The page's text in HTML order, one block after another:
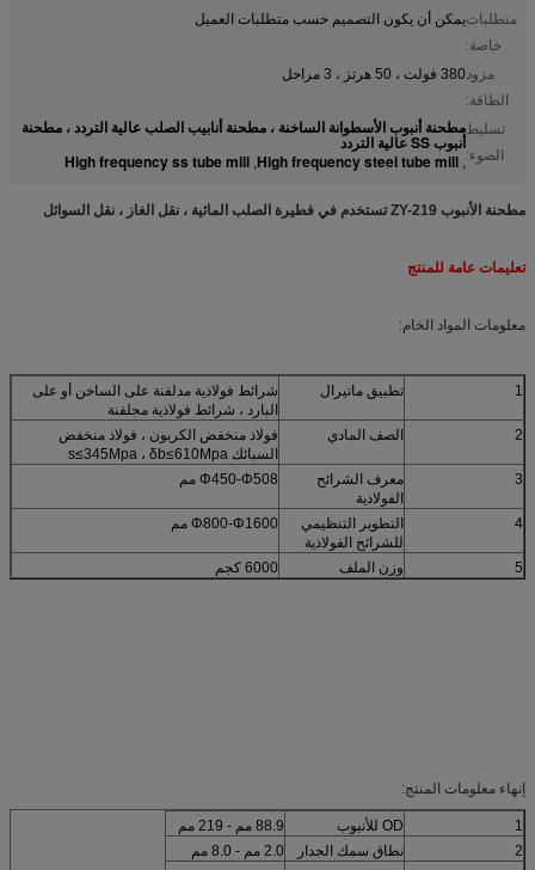
متطلبات
خاصة:
يمكن أن يكون التصميم حسب متطلبات العميل
مزود
الطاقة:
380 فولت ، 50 هرتز ، 3 مراحل
تسليط
الضوء:
مطحنة أنبوب الأسطوانة الساخنة ، مطحنة أنابيب الصلب عالية التردد ، مطحنة
أنبوب SS عالية التردد
,
High frequency steel tube mill
,
High frequency ss tube mill
مطحنة الأنبوب ZY-219 تستخدم في فطيرة الصلب المائية ، نقل الغاز ، نقل السوائل
تعليمات عامة للمنتج
معلومات المواد الخام:
1 تطبيق ماتيرال
شرائط فولاذية مدلفنة على الساخن أو على
البارد ، شرائط فولاذية مجلفنة
2
الصف المادي
فولاذ منخفض الكربون ، فولاذ منخفض
السبائك s≤345Mpa ، δb≤610Mpa
3
معرف الشرائح
الفولاذية
Φ450-Φ508 مم
4
التطوير التنظيمي
للشرائح الفولاذية
Φ800-Φ1600 مم
5 وزن الملف 6000 كجم
إنهاء معلومات المنتج:
1 OD للأنبوب
88.9 مم - 219 مم
2
نطاق سمك الجدار
2.0 مم - 8.0 مم